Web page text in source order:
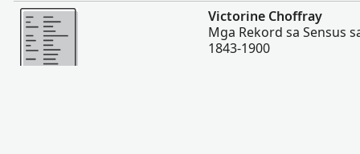
Dugang pa
Victorine Choffray
Mga Rekord sa Sensus
1843-1900